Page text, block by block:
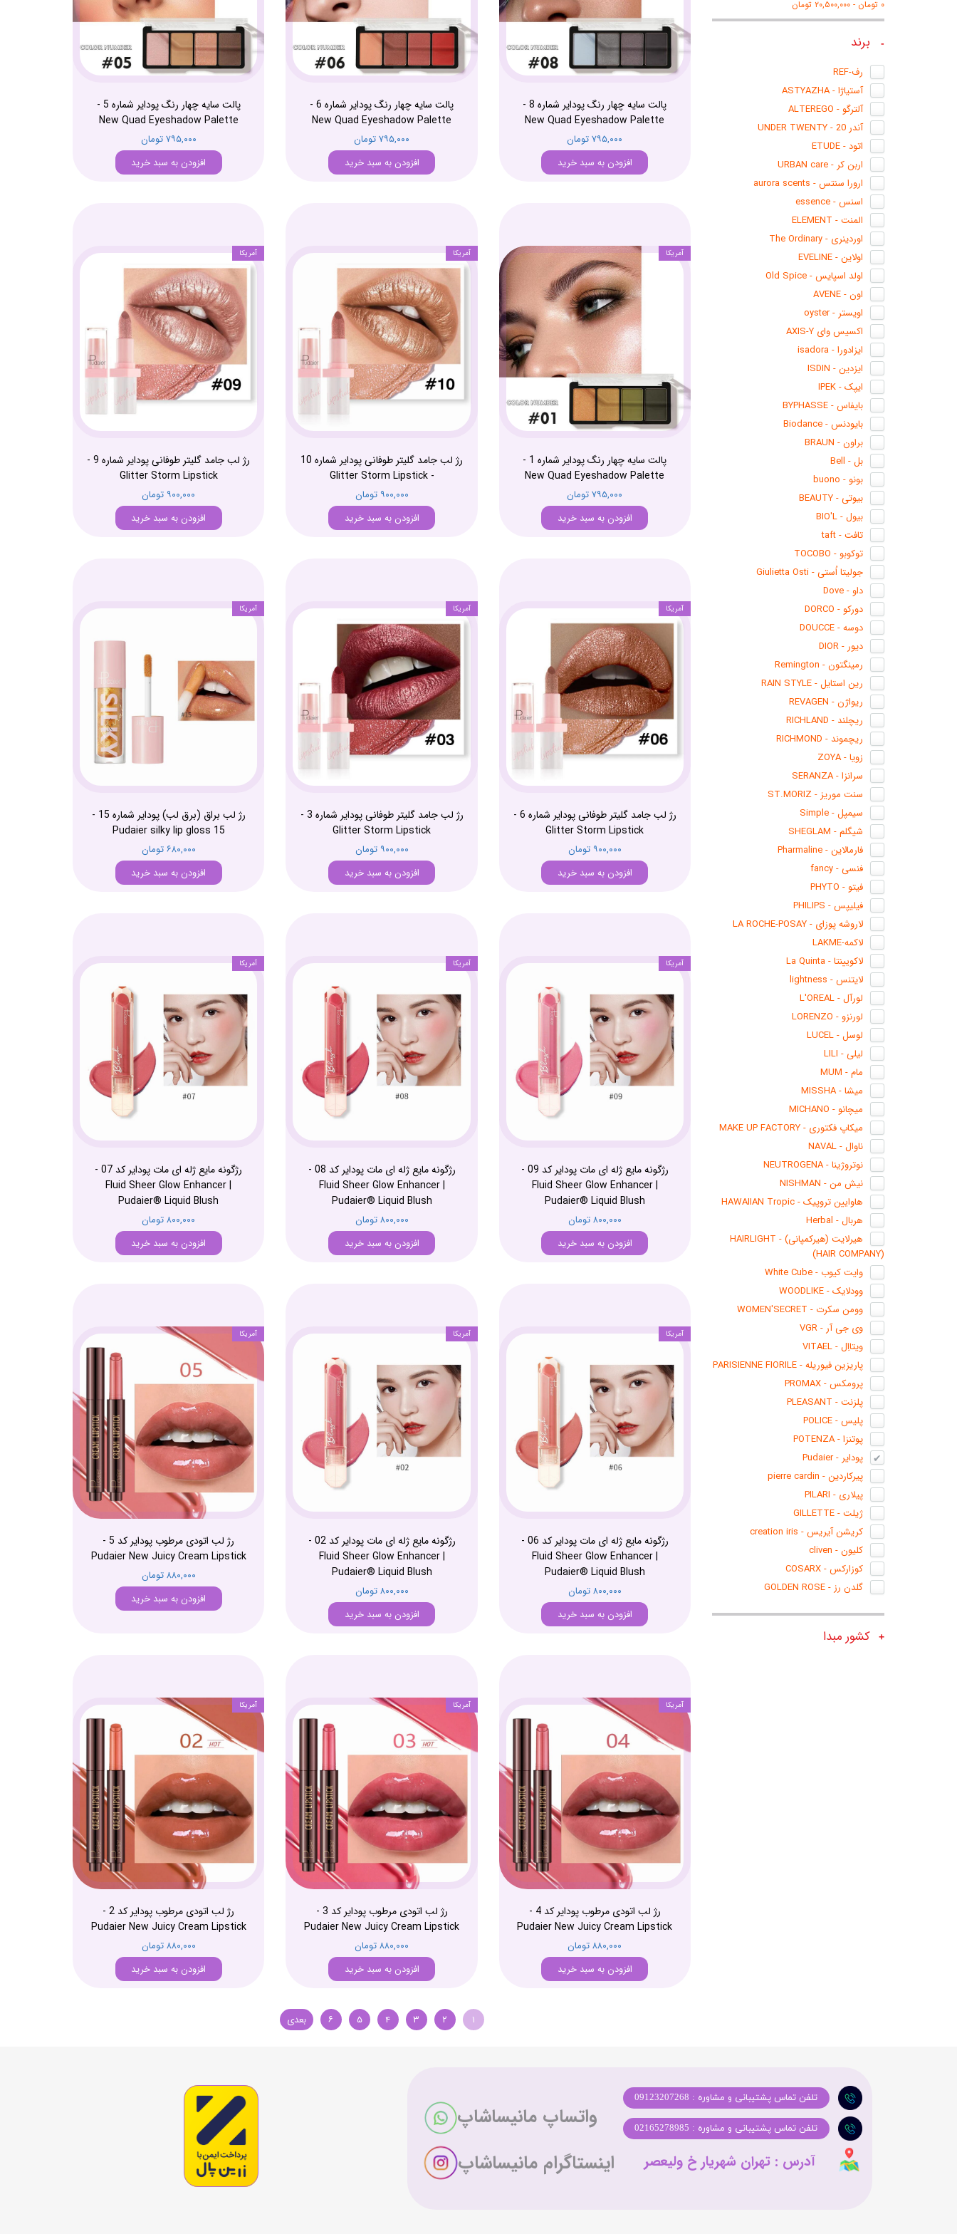
۰ تومان - ۲۰,۵۰۰,۰۰۰ تومان
برند
رف-REF
آستیاژا - ASTYAZHA
آلترگو - ALTEREGO
آندر 20 - UNDER TWENTY
اتود - ETUDE
اربن کر - URBAN care
ارورا سنتس - aurora scents
اسنس - essence
المنت - ELEMENT
اوردینری - The Ordinary
اولاین - EVELINE
اولد اسپایس - Old Spice
اون - AVENE
اویستر - oyster
اکسیس وای AXIS-Y
ایزادورا - isadora
ایزدین - ISDIN
ایپک - IPEK
بایفاس - BYPHASSE
بایودنس - Biodance
براون - BRAUN
بل - Bell
بونو - buono
بیوتی - BEAUTY
بیول - BIO'L
تافت - taft
توکوبو - TOCOBO
جولیتا اُستی - Giulietta Osti
داو - Dove
دورکو - DORCO
دوسه - DOUCCE
دیور - DIOR
رمینگتون - Remington
رین استایل - RAIN STYLE
ریواژن - REVAGEN
ریچلند - RICHLAND
ریچموند - RICHMOND
زویا - ZOYA
سرانزا - SERANZA
سنت موریز - ST.MORIZ
سیمپل - Simple
شیگلم - SHEGLAM
فارمالاین - Pharmaline
فنسی - fancy
فیتو - PHYTO
فیلیپس - PHILIPS
لاروشه پوزای - LA ROCHE-POSAY
لاکمه-LAKME
لاکویینتا - La Quinta
لایتنس - lightness
لورآل - L'OREAL
لورنزو - LORENZO
لوسل - LUCEL
لیلی - LILI
مام - MUM
میشا - MISSHA
میچانو - MICHANO
میکاپ فکتوری - MAKE UP FACTORY
ناوال - NAVAL
نوتروژینا - NEUTROGENA
نیش من - NISHMAN
هاوایین تروپیک - HAWAIIAN Tropic
هربال - Herbal
هیرلایت (هیرکمپانی) - HAIRLIGHT
(HAIR COMPANY)
وایت کیوب - White Cube
وودلایک - WOODLIKE
وومن سکرت - WOMEN'SECRET
وی جی آر - VGR
ویتااِل - VITAEL
پاریزین فیوریله - PARISIENNE FIORILE
پرومکس - PROMAX
پلزنت - PLEASANT
پلیس - POLICE
پوتنزا - POTENZA
پودایر - Pudaier
پیرکاردین - pierre cardin
پیلاری - PILARI
ژیلت - GILLETTE
کریشن آیریس - creation iris
کلیون - cliven
کوزارکس - COSARX
گلدن رز - GOLDEN ROSE
کشور مبدا
پالت سایه چهار رنگ پودایر شماره 8 -
New Quad Eyeshadow Palette
۷۹۵,۰۰۰ تومان
افزودن به سبد خرید
پالت سایه چهار رنگ پودایر شماره 6 -
New Quad Eyeshadow Palette
۷۹۵,۰۰۰ تومان
افزودن به سبد خرید
پالت سایه چهار رنگ پودایر شماره 5 -
New Quad Eyeshadow Palette
۷۹۵,۰۰۰ تومان
افزودن به سبد خرید
پالت سایه چهار رنگ پودایر شماره 1 -
New Quad Eyeshadow Palette
۷۹۵,۰۰۰ تومان
افزودن به سبد خرید
آمریکا
رژ لب جامد گلیتر طوفانی پودایر شماره 10
- Glitter Storm Lipstick
۹۰۰,۰۰۰ تومان
افزودن به سبد خرید
آمریکا
رژ لب جامد گلیتر طوفانی پودایر شماره 9 -
Glitter Storm Lipstick
۹۰۰,۰۰۰ تومان
افزودن به سبد خرید
آمریکا
رژ لب جامد گلیتر طوفانی پودایر شماره 6 -
Glitter Storm Lipstick
۹۰۰,۰۰۰ تومان
افزودن به سبد خرید
آمریکا
رژ لب جامد گلیتر طوفانی پودایر شماره 3 -
Glitter Storm Lipstick
۹۰۰,۰۰۰ تومان
افزودن به سبد خرید
آمریکا
رژ لب براق (برق لب) پودایر شماره 15 -
Pudaier silky lip gloss 15
۶۸۰,۰۰۰ تومان
افزودن به سبد خرید
آمریکا
رژگونه مایع ژله ای مات پودایر کد 09 -
Fluid Sheer Glow Enhancer |
Pudaier® Liquid Blush
۸۰۰,۰۰۰ تومان
افزودن به سبد خرید
آمریکا
رژگونه مایع ژله ای مات پودایر کد 08 -
Fluid Sheer Glow Enhancer |
Pudaier® Liquid Blush
۸۰۰,۰۰۰ تومان
افزودن به سبد خرید
آمریکا
رژگونه مایع ژله ای مات پودایر کد 07 -
Fluid Sheer Glow Enhancer |
Pudaier® Liquid Blush
۸۰۰,۰۰۰ تومان
افزودن به سبد خرید
آمریکا
رژگونه مایع ژله ای مات پودایر کد 06 -
Fluid Sheer Glow Enhancer |
Pudaier® Liquid Blush
۸۰۰,۰۰۰ تومان
افزودن به سبد خرید
آمریکا
رژگونه مایع ژله ای مات پودایر کد 02 -
Fluid Sheer Glow Enhancer |
Pudaier® Liquid Blush
۸۰۰,۰۰۰ تومان
افزودن به سبد خرید
آمریکا
رژ لب اتودی مرطوب پودایر کد 5 -
Pudaier New Juicy Cream Lipstick
۸۸۰,۰۰۰ تومان
افزودن به سبد خرید
آمریکا
رژ لب اتودی مرطوب پودایر کد 4 -
Pudaier New Juicy Cream Lipstick
۸۸۰,۰۰۰ تومان
افزودن به سبد خرید
آمریکا
رژ لب اتودی مرطوب پودایر کد 3 -
Pudaier New Juicy Cream Lipstick
۸۸۰,۰۰۰ تومان
افزودن به سبد خرید
آمریکا
رژ لب اتودی مرطوب پودایر کد 2 -
Pudaier New Juicy Cream Lipstick
۸۸۰,۰۰۰ تومان
افزودن به سبد خرید
آمریکا
۱ ۲ ۳ ۴ ۵ ۶ بعدی
تلفن تماس پشتیبانی و مشاوره : 09123207268
تلفن تماس پشتیبانی و مشاوره : 02165278985
واتساپ مانیساشاپ
اینستاگرام مانیساشاپ